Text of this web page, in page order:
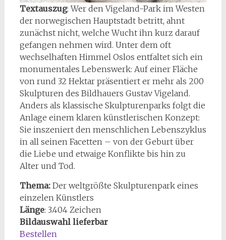
Textauszug: Wer den Vigeland-Park im Westen
der norwegischen Hauptstadt betritt, ahnt
zunächst nicht, welche Wucht ihn kurz darauf
gefangen nehmen wird. Unter dem oft
wechselhaften Himmel Oslos entfaltet sich ein
monumentales Lebenswerk: Auf einer Fläche
von rund 32 Hektar präsentiert er mehr als 200
Skulpturen des Bildhauers Gustav Vigeland.
Anders als klassische Skulpturenparks folgt die
Anlage einem klaren künstlerischen Konzept:
Sie inszeniert den menschlichen Lebenszyklus
in all seinen Facetten – von der Geburt über
die Liebe und etwaige Konflikte bis hin zu
Alter und Tod.
Thema: Der weltgrößte Skulpturenpark eines
einzelen Künstlers
Länge: 3.404 Zeichen
Bildauswahl lieferbar
Bestellen